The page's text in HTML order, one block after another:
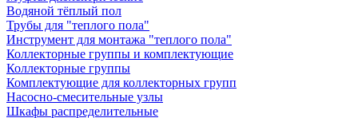
Водяной тёплый пол
Трубы для "теплого пола"
Инструмент для монтажа "теплого пола"
Коллекторные группы и комплектующие
Коллекторные группы
Комплектующие для коллекторных групп
Насосно-смесительные узлы
Шкафы распределительные